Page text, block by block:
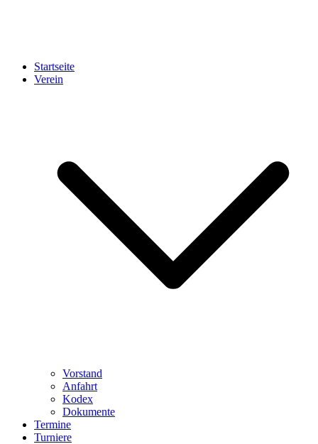
Startseite
Verein
Vorstand
Anfahrt
Kodex
Dokumente
Termine
Turniere